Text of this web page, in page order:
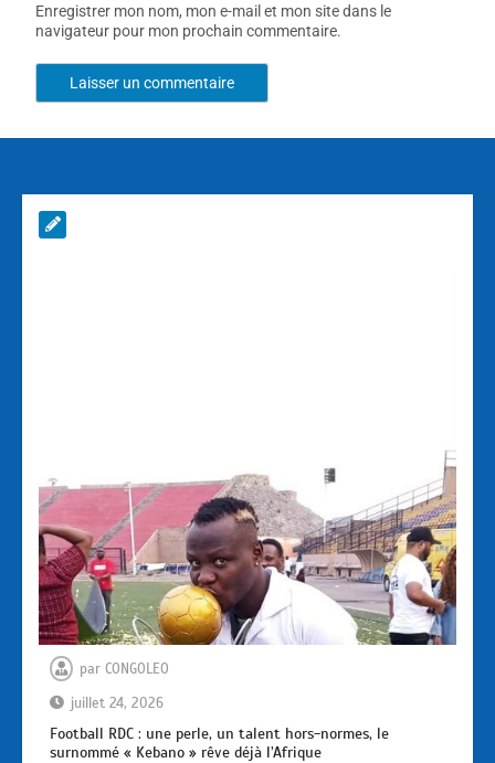
Enregistrer mon nom, mon e-mail et mon site dans le
navigateur pour mon prochain commentaire.
par CONGOLEO
juillet 24, 2026
Football RDC : une perle, un talent hors-normes, le
surnommé « Kebano » rêve déjà l’Afrique